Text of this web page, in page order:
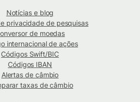
Notícias e blog
privacidade de pesquisas
de moedas
internacional de ações
Códigos Swift/BIC
Códigos IBAN
Alertas de câmbio
taxas de câmbio